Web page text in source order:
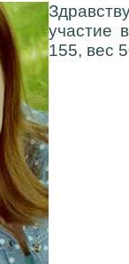
участие
155, вес